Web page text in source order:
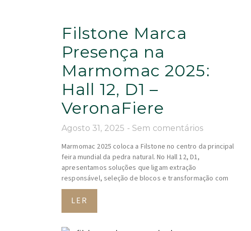
Filstone Marca
Presença na
Marmomac 2025:
Hall 12, D1 –
VeronaFiere
Agosto 31, 2025 Sem comentários
Marmomac 2025 coloca a Filstone no centro da principal
feira mundial da pedra natural. No Hall 12, D1,
apresentamos soluções que ligam extração
responsável, seleção de blocos e transformação com
LER